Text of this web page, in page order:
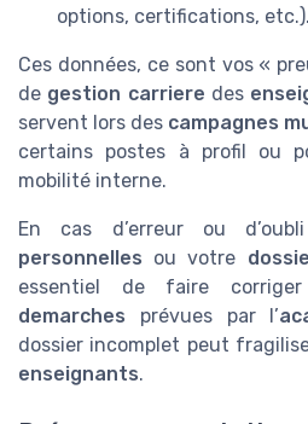
options, certifications, etc.).
Ces données, ce sont vos «
de gestion carriere des
servent lors des campagnes
certains postes à profil ou
mobilité interne.
En cas d’erreur ou
personnelles ou votre
essentiel de faire
demarches prévues par l’
dossier incomplet peut
enseignants.